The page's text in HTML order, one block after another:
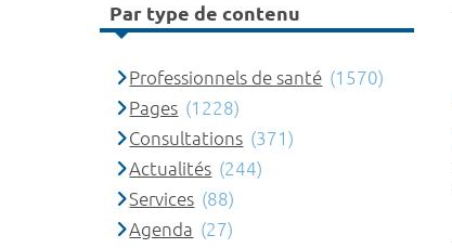
Par type de contenu
Professionnels de santé (1570)
Pages (1228)
Consultations (371)
Actualités (244)
Services (88)
Agenda (27)